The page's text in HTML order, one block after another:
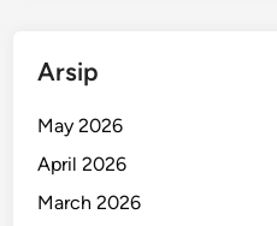
Arsip
May 2026
April 2026
March 2026